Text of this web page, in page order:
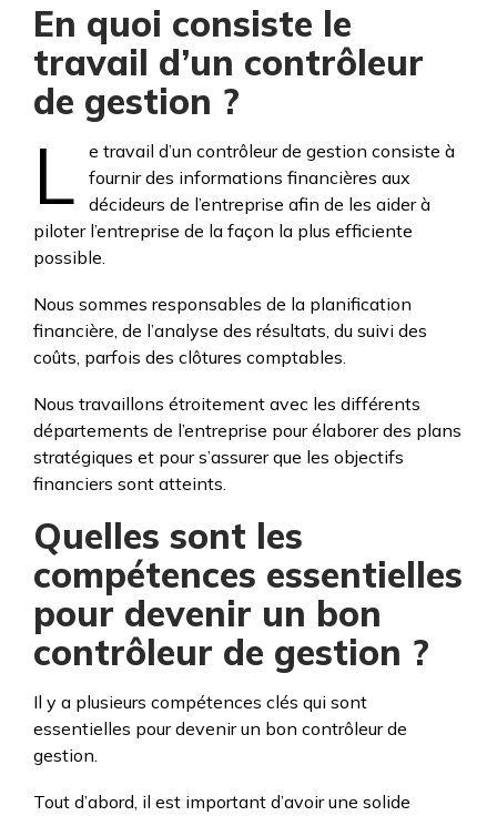
En quoi consiste le
travail d’un contrôleur
de gestion ?
L
e travail d’un contrôleur de gestion consiste à
fournir des informations financières aux
décideurs de l’entreprise afin de les aider à
piloter l’entreprise de la façon la plus efficiente
possible.
Nous sommes responsables de la planification
financière, de l’analyse des résultats, du suivi des
coûts, parfois des clôtures comptables.
Nous travaillons étroitement avec les différents
départements de l’entreprise pour élaborer des plans
stratégiques et pour s’assurer que les objectifs
financiers sont atteints.
Quelles sont les
compétences essentielles
pour devenir un bon
contrôleur de gestion ?
Il y a plusieurs compétences clés qui sont
essentielles pour devenir un bon contrôleur de
gestion.
Tout d’abord, il est important d’avoir une solide